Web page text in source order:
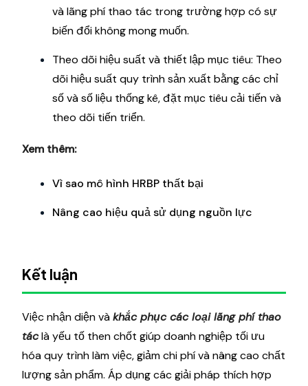
và lãng phí thao tác trong trường hợp có sự
biến đổi không mong muốn.
Theo dõi hiệu suất và thiết lập mục tiêu: Theo
dõi hiệu suất quy trình sản xuất bằng các chỉ
số và số liệu thống kê, đặt mục tiêu cải tiến và
theo dõi tiến triển.
Xem thêm:
Vì sao mô hình HRBP thất bại
Nâng cao hiệu quả sử dụng nguồn lực
Kết luận
Việc nhận diện vàkhắc phục các loại lãng phí thao
táclà yếu tố then chốt giúp doanh nghiệp tối ưu
hóa quy trình làm việc, giảm chi phí và nâng cao chất
lượng sản phẩm. Áp dụng các giải pháp thích hợp